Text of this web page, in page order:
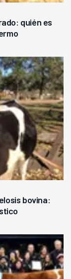
quién es
bovina: